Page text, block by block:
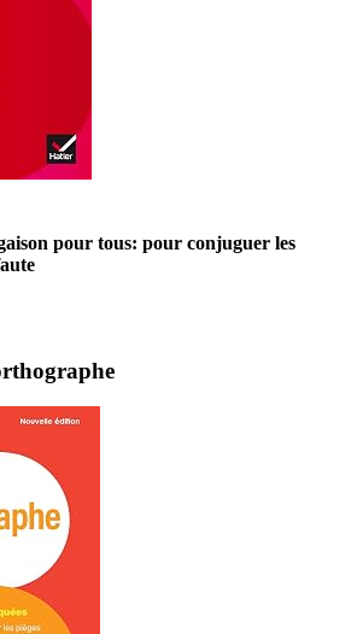
pour tous: pour conjuguer les